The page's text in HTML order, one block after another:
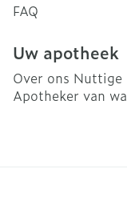
FAQ
Uw apotheek
Over ons Nuttige
Apotheker van